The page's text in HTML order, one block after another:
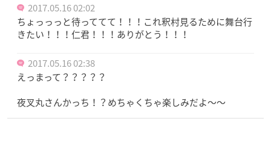
2017.05.16 02:02
ちょっっっと待っててて！！！これ釈村見るために舞台行
きたい！！！仁君！！！ありがとう！！！
2017.05.16 02:38
えっまって？？？？？
夜叉丸さんかっち！？めちゃくちゃ楽しみだよ〜〜